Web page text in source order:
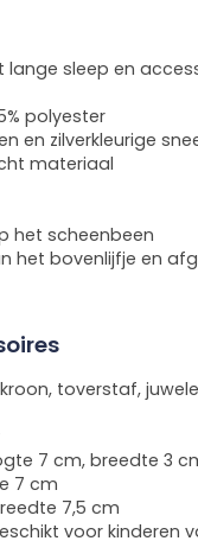
lange sleep en
polyester
en zilverkleurige
materiaal
het scheenbeen
het bovenlijfje en
toverstaf,
7 cm, breedte 3
7 cm
7,5 cm
voor kinderen